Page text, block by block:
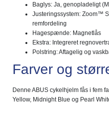
Baglys: Ja, genopladeligt
Justeringssystem: Zoom™
remfordeling
Hagespænde: Magnetlås
Ekstra: Integreret
Polstring: Aftagelig og
Farver og
Denne ABUS cykelhjelm fås i fem
Yellow, Midnight Blue og Pearl